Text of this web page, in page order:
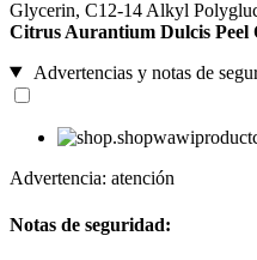
Glycerin, C12-14 Alkyl
Citrus Aurantium Dulcis Peel
Advertencias y notas de
Advertencia: atención
Notas de seguridad: